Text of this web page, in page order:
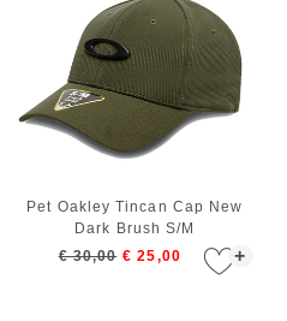
+
Pet Oakley Tincan Cap New
Dark Brush S/M
€ 30,00 € 25,00